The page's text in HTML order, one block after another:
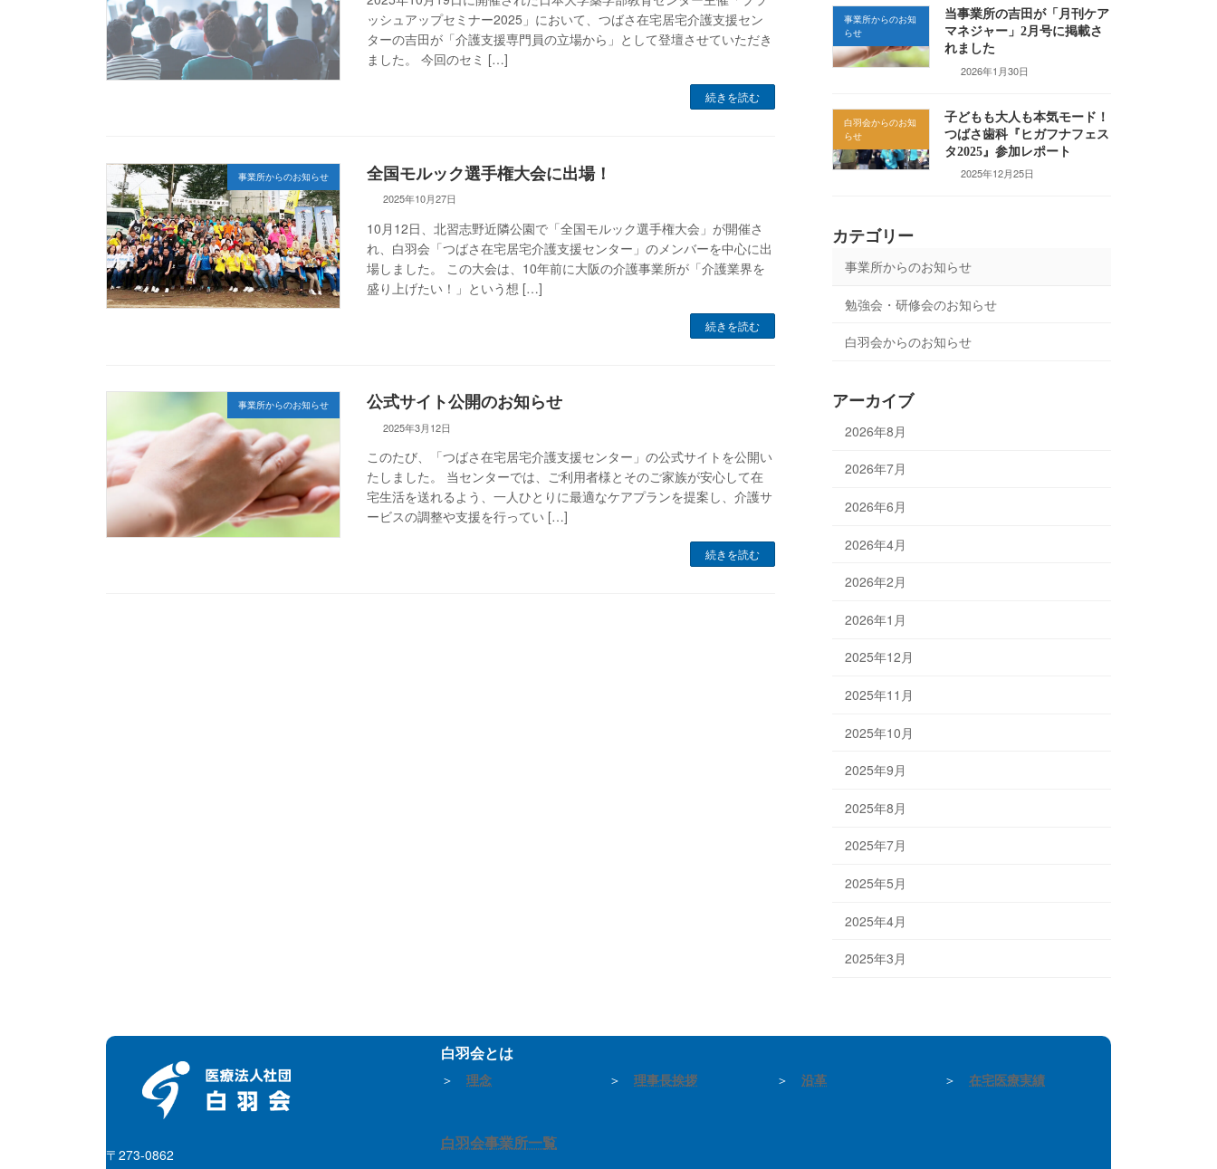
ッシュアップセミナー2025」において、つばさ在宅居宅介護支援セン
ターの吉田が「介護支援専門員の立場から」として登壇させていただき
ました。 今回のセミ […]
続きを読む
事業所からのお知らせ 全国モルック選手権大会に出場！
2025年10月27日
10月12日、北習志野近隣公園で「全国モルック選手権大会」が開催さ
れ、白羽会「つばさ在宅居宅介護支援センター」のメンバーを中心に出
場しました。 この大会は、10年前に大阪の介護事業所が「介護業界を
盛り上げたい！」という想 […]
続きを読む
事業所からのお知らせ 公式サイト公開のお知らせ
2025年3月12日
このたび、「つばさ在宅居宅介護支援センター」の公式サイトを公開い
たしました。 当センターでは、ご利用者様とそのご家族が安心して在
宅生活を送れるよう、一人ひとりに最適なケアプランを提案し、介護サ
ービスの調整や支援を行ってい […]
続きを読む
事業所からのお知
らせ
当事業所の吉田が「月刊ケア
マネジャー」2月号に掲載さ
れました
2026年1月30日
白羽会からのお知
らせ
子どもも大人も本気モード！
つばさ歯科『ヒガフナフェス
タ2025』参加レポート
2025年12月25日
カテゴリー
事業所からのお知らせ
勉強会・研修会のお知らせ
白羽会からのお知らせ
アーカイブ
2026年8月
2026年7月
2026年6月
2026年4月
2026年2月
2026年1月
2025年12月
2025年11月
2025年10月
2025年9月
2025年8月
2025年7月
2025年5月
2025年4月
2025年3月
〒273-0862
白羽会とは
＞理念 ＞理事長挨拶 ＞沿革 ＞在宅医療実績
白羽会事業所一覧